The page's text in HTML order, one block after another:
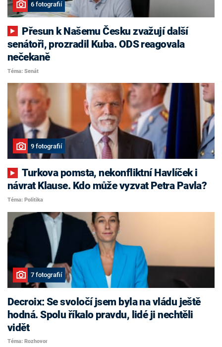
6 fotografií
senátoři, prozradil Kuba. ODS reagovala
nečekaně
Téma: Senát
9 fotografií
Turkova pomsta, nekonfliktní Havlíček i
návrat Klause. Kdo může vyzvat Petra Pavla?
Téma: Politika
7 fotografií
Decroix: Se svoločí jsem byla na vládu ještě
hodná. Spolu říkalo pravdu, lidé ji nechtěli
vidět
Téma: Rozhovor